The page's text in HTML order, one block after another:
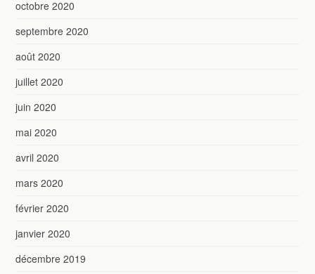
octobre 2020
septembre 2020
août 2020
juillet 2020
juin 2020
mai 2020
avril 2020
mars 2020
février 2020
janvier 2020
décembre 2019